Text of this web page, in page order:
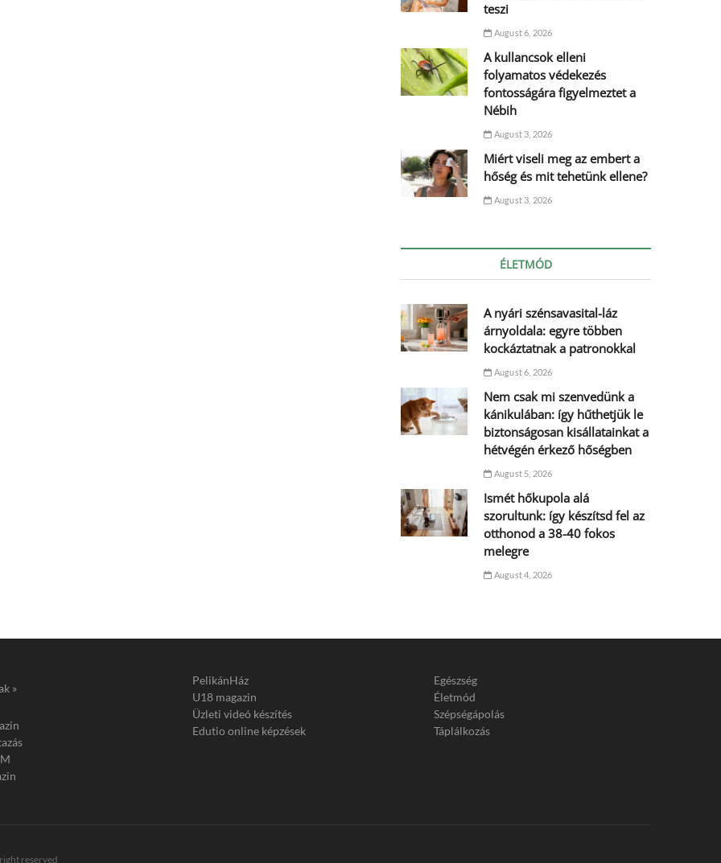
teszi
August 6, 2026
A kullancsok elleni
folyamatos védekezés
fontosságára figyelmeztet a
Nébih
August 3, 2026
Miért viseli meg az embert a
hőség és mit tehetünk ellene?
August 3, 2026
ÉLETMÓD
A nyári szénsavasital-láz
árnyoldala: egyre többen
kockáztatnak a patronokkal
August 6, 2026
Nem csak mi szenvedünk a
kánikulában: így hűthetjük le
biztonságosan kisállatainkat a
hétvégén érkező hőségben
August 5, 2026
Ismét hőkupola alá
szorultunk: így készítsd fel az
otthonod a 38-40 fokos
melegre
August 4, 2026
»
PelikánHáz
U18 magazin
Üzleti videó készítés
Edutio online képzések
Egészség
Életmód
Szépségápolás
Táplálkozás
reserved